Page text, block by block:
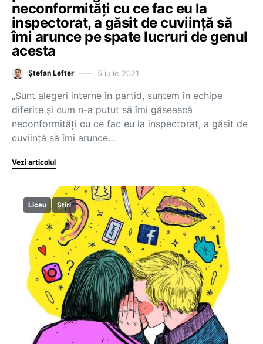
neconformități cu ce fac eu la
inspectorat, a găsit de cuviință să
îmi arunce pe spate lucruri de genul
acesta
Ștefan Lefter 5 iulie 2021
„Sunt alegeri interne în partid, suntem în echipe
diferite și cum n-a putut să îmi găsească
neconformități cu ce fac eu la inspectorat, a găsit de
cuviință să îmi arunce…
Vezi articolul
Liceu Știri